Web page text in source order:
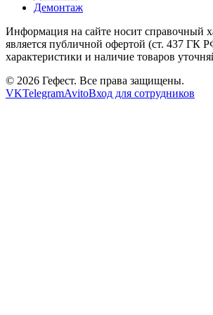
Демонтаж
Информация на сайте носит справочный
является публичной офертой (ст. 437 ГК
характеристики и наличие товаров
© 2026 Гефест. Все права защищены.
VKTelegramAvitoВход для сотрудников